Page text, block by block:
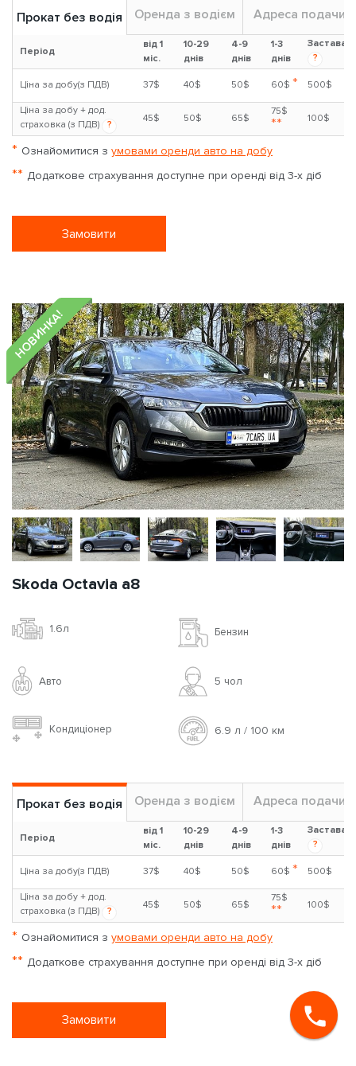
Бензин
Авто 5 чoл
Кондиціонер
Ціна за добу + дод.
страховка (з ПДВ) ?
45$ 50$ 65$ ** 100$
*Ознайомитися зумовами оренди авто на добу
**Додаткове страхування доступне при оренді від 3-х діб
Замовити
НОВИНКА!
Бензин
Авто 5 чoл
Кондиціонер
Адреса подачи
Застава